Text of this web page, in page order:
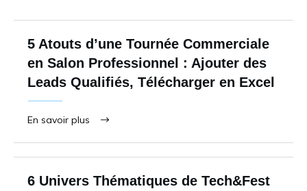
5 Atouts d’une Tournée Commerciale
en Salon Professionnel : Ajouter des
Leads Qualifiés, Télécharger en Excel
En savoir plus
6 Univers Thématiques de Tech&Fest